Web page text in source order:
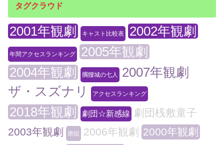
タグクラウド
2001年観劇 キャスト比較表 2002年観劇
年間アクセスランキング
2005年観劇
2004年観劇
髑髏城の七人
2007年観劇
ザ・スズナリ
アクセスランキング
2018年観劇 劇団☆新感線
劇団桟敷童子
2003年観劇
唐組 2006年観劇
2000年観劇